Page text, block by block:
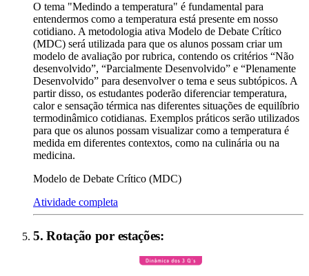
O tema "Medindo a temperatura" é fundamental para
entendermos como a temperatura está presente em nosso
cotidiano. A metodologia ativa Modelo de Debate Crítico
(MDC) será utilizada para que os alunos possam criar um
modelo de avaliação por rubrica, contendo os critérios “Não
desenvolvido”, “Parcialmente Desenvolvido” e “Plenamente
Desenvolvido” para desenvolver o tema e seus subtópicos. A
partir disso, os estudantes poderão diferenciar temperatura,
calor e sensação térmica nas diferentes situações de equilíbrio
termodinâmico cotidianas. Exemplos práticos serão utilizados
para que os alunos possam visualizar como a temperatura é
medida em diferentes contextos, como na culinária ou na
medicina.
Modelo de Debate Crítico (MDC)
Atividade completa
5.Rotação por estações: